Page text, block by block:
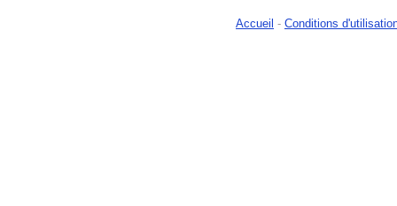
Accueil - Conditions